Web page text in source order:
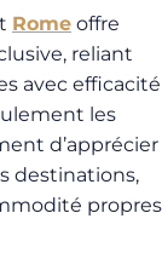
Rome offre
reliant
avec efficacité
les
d’apprécier
destinations,
propres